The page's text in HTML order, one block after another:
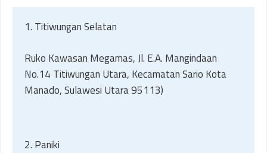
1. Titiwungan Selatan
Ruko Kawasan Megamas, Jl. E.A. Mangindaan
No.14 Titiwungan Utara, Kecamatan Sario Kota
Manado, Sulawesi Utara 95113)
2. Paniki